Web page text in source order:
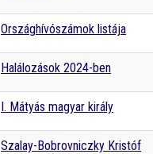
Országhívószámok listája
Halálozások 2024-ben
I. Mátyás magyar király
Szalay-Bobrovniczky Kristóf